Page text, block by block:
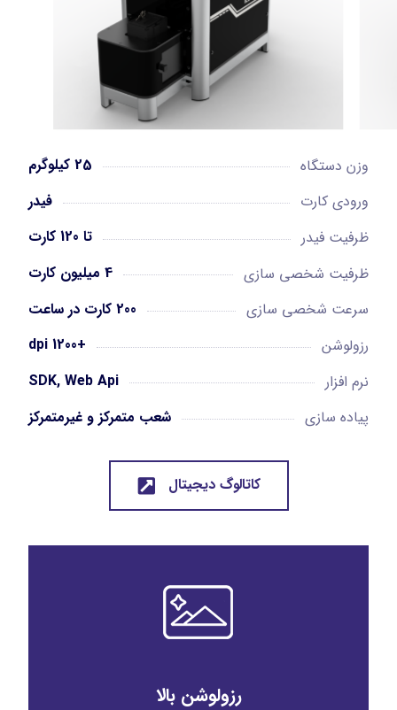
وزن دستگاه
25 کیلوگرم
ورودی کارت
فیدر
ظرفیت فیدر
تا 120 کارت
ظرفیت شخصی سازی
4 میلیون کارت
سرعت شخصی سازی
200 کارت در ساعت
رزولوشن
+1200 dpi
نرم افزار
SDK, Web Api
پیاده سازی
شعب متمرکز و غیرمتمرکز
کاتالوگ دیجیتال
رزولوشن بالا